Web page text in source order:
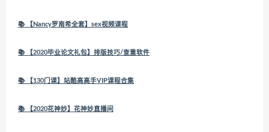
📚 【Nancy罗南希全套】sex视频课程
📚 【2020毕业论文礼包】排版技巧/查重软件
📚 【130门课】站酷高高手VIP课程合集
📚 【2020花神妙】花神妙直播间